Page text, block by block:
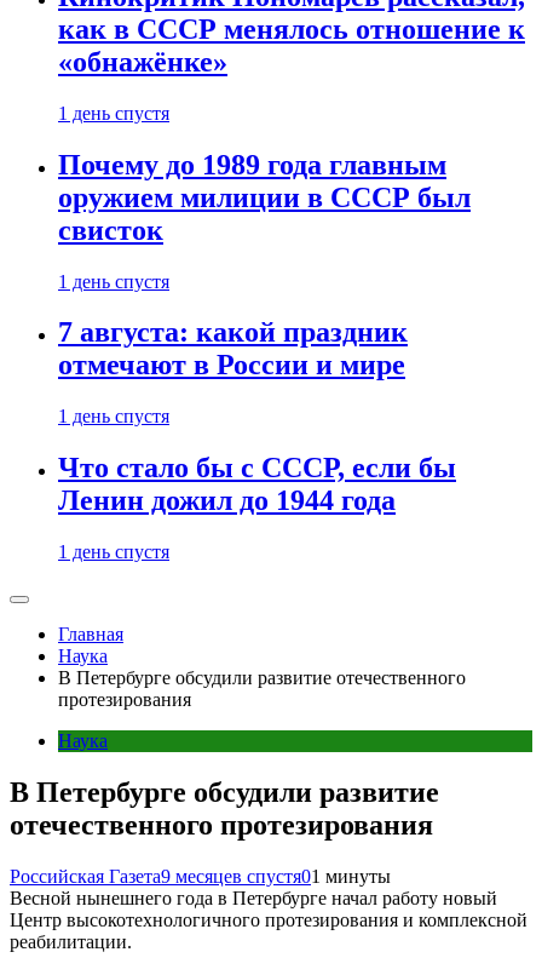
как в СССР менялось отношение к
«обнажёнке»
1 день спустя
Почему до 1989 года главным
оружием милиции в СССР был
свисток
1 день спустя
7 августа: какой праздник
отмечают в России и мире
1 день спустя
Что стало бы с СССР, если бы
Ленин дожил до 1944 года
1 день спустя
Главная
Наука
В Петербурге обсудили развитие отечественного
протезирования
Наука
В Петербурге обсудили развитие
отечественного протезирования
Российская Газета9 месяцев спустя01 минуты
Весной нынешнего года в Петербурге начал работу новый
Центр высокотехнологичного протезирования и комплексной
реабилитации.